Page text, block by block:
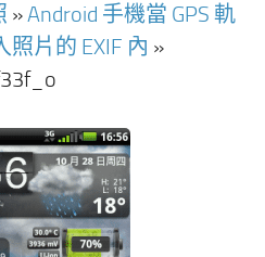
»Android 手機當 GPS 軌
片的 EXIF 內 »